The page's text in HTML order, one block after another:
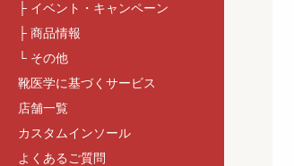
├ イベント・キャンペーン
├ 商品情報
└ その他
靴医学に基づくサービス
店舗一覧
カスタムインソール
よくあるご質問